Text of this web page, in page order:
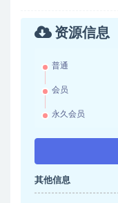
资源信息
普通
会员
永久会员
其他信息